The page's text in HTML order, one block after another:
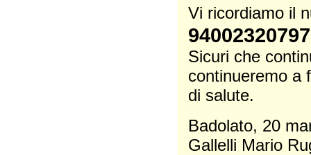
Vi ricordiamo il
Sicuri che
continueremo a
di salute.
Gallelli Mario